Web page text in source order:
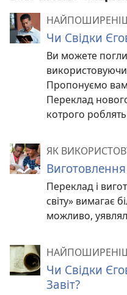
Чи Свідки
Ви можете
використовуючи
Пропонуємо
Переклад
котрого
ЯК
Переклад і
світу» вимагає
можливо,
Чи Свідки
Завіт?